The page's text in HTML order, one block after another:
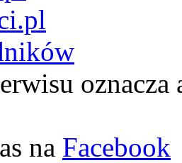
oznacza
na Facebook